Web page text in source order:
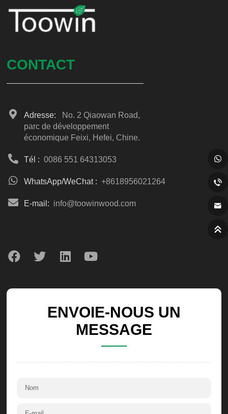
CONTACT
Adresse:
No. 2 Qiaowan Road,
parc de développement
économique Feixi, Hefei, Chine.
Tél : 0086 551 64313053
WhatsApp/WeChat : +8618956021264
E-mail: info@toowinwood.com
ENVOIE-NOUS UN
MESSAGE